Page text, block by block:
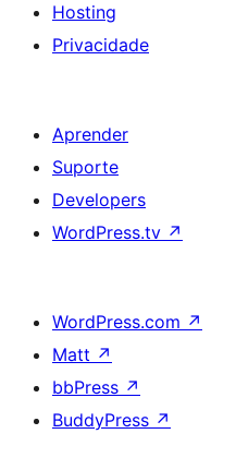
Hosting
Privacidade
Aprender
Suporte
Developers
WordPress.tv ↗
WordPress.com ↗
Matt ↗
bbPress ↗
BuddyPress ↗